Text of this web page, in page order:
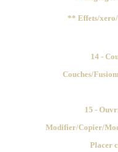
** Effets/
14-
Couches/
15 -
Modifier/Copier/
Placer